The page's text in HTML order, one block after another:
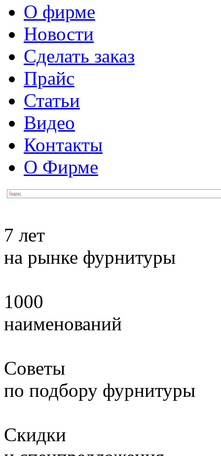
О фирме
Новости
Сделать заказ
Прайс
Статьи
Видео
Контакты
О Фирме
7 лет
на рынке фурнитуры
1000
наименований
Советы
по подбору фурнитуры
Скидки